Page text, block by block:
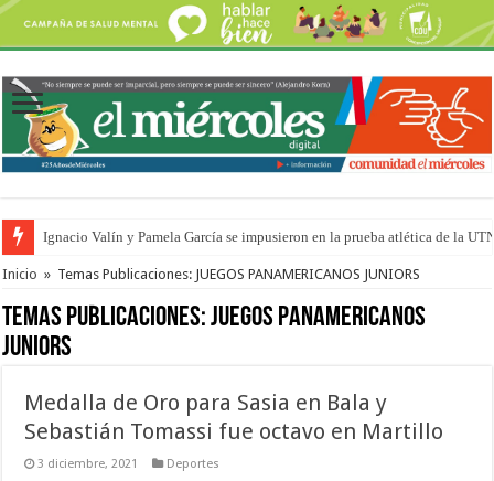
Ignacio Valín y Pamela García se impusieron en la prueba atlética de la
Traigo el litoral en mi canción: 100 años de Aníbal Sampayo
Inicio » Temas Publicaciones: JUEGOS PANAMERICANOS JUNIORS
Temas Publicaciones:JUEGOS PANAMERICANOS
JUNIORS
Medalla de Oro para Sasia en Bala y
Sebastián Tomassi fue octavo en Martillo
3 diciembre, 2021 Deportes